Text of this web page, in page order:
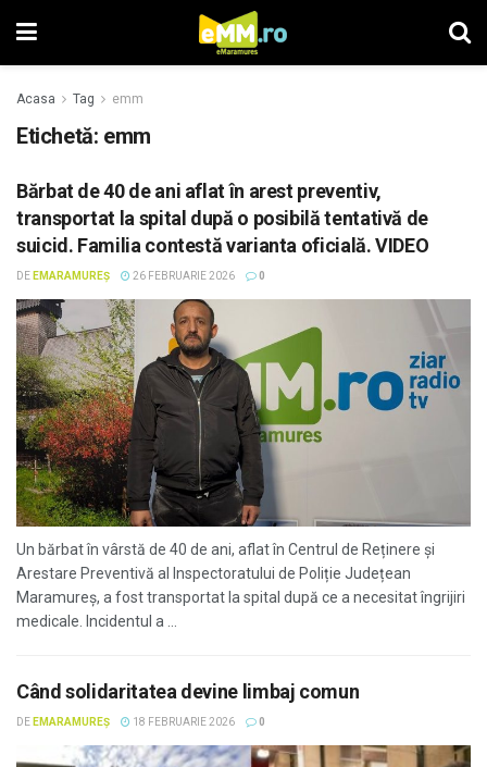
Acasa Tag emm
Etichetă: emm
Bărbat de 40 de ani aflat în arest preventiv,
transportat la spital după o posibilă tentativă de
suicid. Familia contestă varianta oficială. VIDEO
DE EMARAMUREȘ 26 FEBRUARIE 2026 0
Un bărbat în vârstă de 40 de ani, aflat în Centrul de Reținere și
Arestare Preventivă al Inspectoratului de Poliție Județean
Maramureș, a fost transportat la spital după ce a necesitat îngrijiri
medicale. Incidentul a ...
Când solidaritatea devine limbaj comun
DE EMARAMUREȘ 18 FEBRUARIE 2026 0